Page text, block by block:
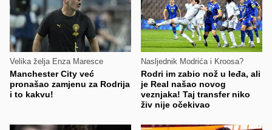
Velika želja Enza Maresce
Manchester City već
pronašao zamjenu za Rodrija
i to kakvu!
Nasljednik Modrića i Kroosa?
Rodri im zabio nož u leđa, ali
je Real našao novog
veznjaka! Taj transfer niko
živ nije očekivao